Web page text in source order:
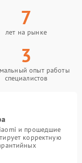
7
лет на рынке
3
опыт работы
специалистов
и прошедшие
корректную